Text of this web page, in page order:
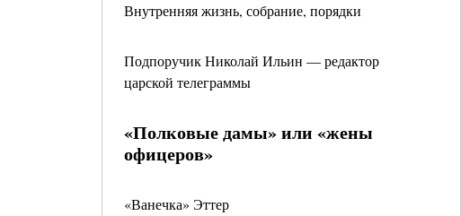
Внутренняя жизнь, собрание, порядки
Подпоручик Николай Ильин — редактор
царской телеграммы
«Полковые дамы» или «жены
офицеров»
«Ванечка» Эттер